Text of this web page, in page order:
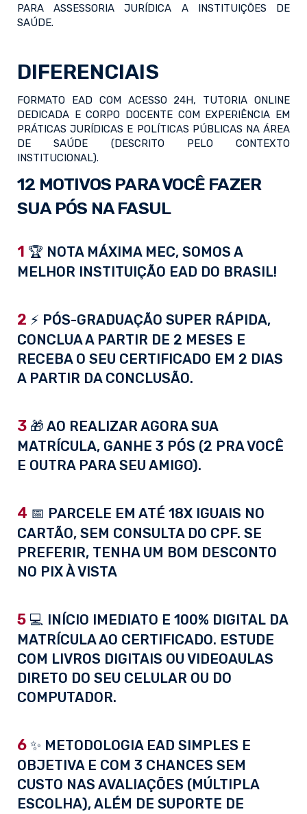
PARA ASSESSORIA JURÍDICA A INSTITUIÇÕES DE
SAÚDE.
DIFERENCIAIS
FORMATO EAD COM ACESSO 24H, TUTORIA ONLINE
DEDICADA E CORPO DOCENTE COM EXPERIÊNCIA EM
PRÁTICAS JURÍDICAS E POLÍTICAS PÚBLICAS NA ÁREA
DE SAÚDE (DESCRITO PELO CONTEXTO
INSTITUCIONAL).
12 MOTIVOS PARA VOCÊ FAZER
SUA PÓS NA FASUL
1 🏆 NOTA MÁXIMA MEC, SOMOS A
MELHOR INSTITUIÇÃO EAD DO BRASIL!
2 ⚡ PÓS-GRADUAÇÃO SUPER RÁPIDA,
CONCLUA A PARTIR DE 2 MESES E
RECEBA O SEU CERTIFICADO EM 2 DIAS
A PARTIR DA CONCLUSÃO.
3 🎁 AO REALIZAR AGORA SUA
MATRÍCULA, GANHE 3 PÓS (2 PRA VOCÊ
E OUTRA PARA SEU AMIGO).
4 📅 PARCELE EM ATÉ 18X IGUAIS NO
CARTÃO, SEM CONSULTA DO CPF. SE
PREFERIR, TENHA UM BOM DESCONTO
NO PIX À VISTA
5 💻 INÍCIO IMEDIATO E 100% DIGITAL DA
MATRÍCULA AO CERTIFICADO. ESTUDE
COM LIVROS DIGITAIS OU VIDEOAULAS
DIRETO DO SEU CELULAR OU DO
COMPUTADOR.
6 ✨ METODOLOGIA EAD SIMPLES E
OBJETIVA E COM 3 CHANCES SEM
CUSTO NAS AVALIAÇÕES (MÚLTIPLA
ESCOLHA), ALÉM DE SUPORTE DE